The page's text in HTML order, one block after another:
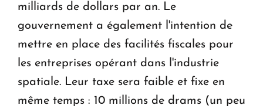
milliards de dollars par an. Le
gouvernement a également l'intention de
mettre en place des facilités fiscales pour
les entreprises opérant dans l'industrie
spatiale. Leur taxe sera faible et fixe en
même temps : 10 millions de drams (un peu